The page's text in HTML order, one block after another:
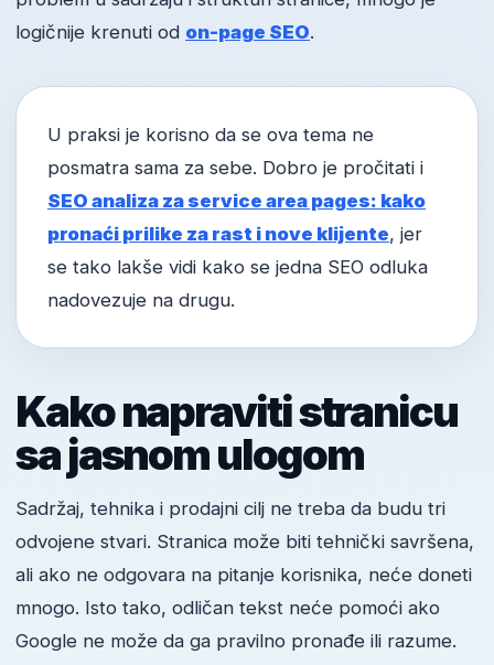
logičnije krenuti od on-page SEO.
U praksi je korisno da se ova tema ne
posmatra sama za sebe. Dobro je pročitati i
SEO analiza za service area pages: kako
pronaći prilike za rast i nove klijente, jer
se tako lakše vidi kako se jedna SEO odluka
nadovezuje na drugu.
Kako napraviti stranicu
sa jasnom ulogom
Sadržaj, tehnika i prodajni cilj ne treba da budu tri
odvojene stvari. Stranica može biti tehnički savršena,
ali ako ne odgovara na pitanje korisnika, neće doneti
mnogo. Isto tako, odličan tekst neće pomoći ako
Google ne može da ga pravilno pronađe ili razume.